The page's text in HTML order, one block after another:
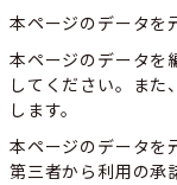
本ページのデータを
本ページのデータを
してください。ま
します。
本ページのデータを
第三者から利用の承